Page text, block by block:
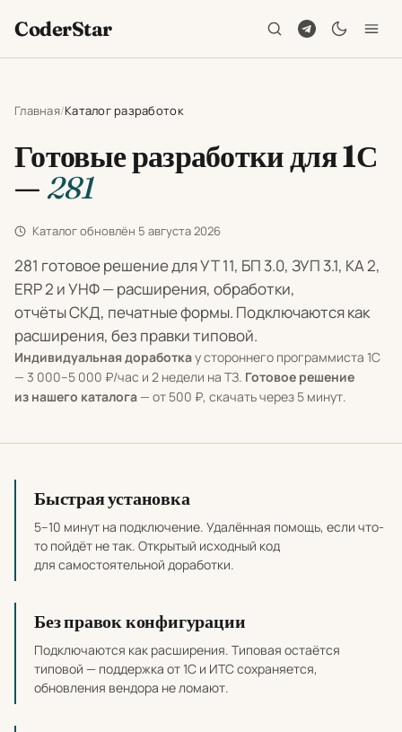
CoderStar
Главная Каталог разработок
Готовые разработки для 1С
— 281
Каталог обновлён 5 августа 2026
281 готовое решение для УТ 11, БП 3.0, ЗУП 3.1, КА 2,
ERP 2 и УНФ — расширения, обработки,
отчёты СКД, печатные формы. Подключаются как
расширения, без правки типовой.
Индивидуальная доработкау стороннего программиста 1С
— 3 000–5 000 ₽/час и 2 недели на ТЗ. Готовое решение
из нашего каталога — от 500 ₽, скачать через 5 минут.
Почему выбирать наши разработки
Быстрая установка
5–10 минут на подключение. Удалённая помощь, если что-
то пойдёт не так. Открытый исходный код
для самостоятельной доработки.
Без правок конфигурации
Подключаются как расширения. Типовая остаётся
типовой — поддержка от 1С и ИТС сохраняется,
обновления вендора не ломают.